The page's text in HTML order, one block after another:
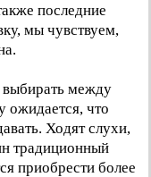
последние
мы чувствуем,
выбирать между
ожидается, что
Ходят слухи,
традиционный
приобрести более